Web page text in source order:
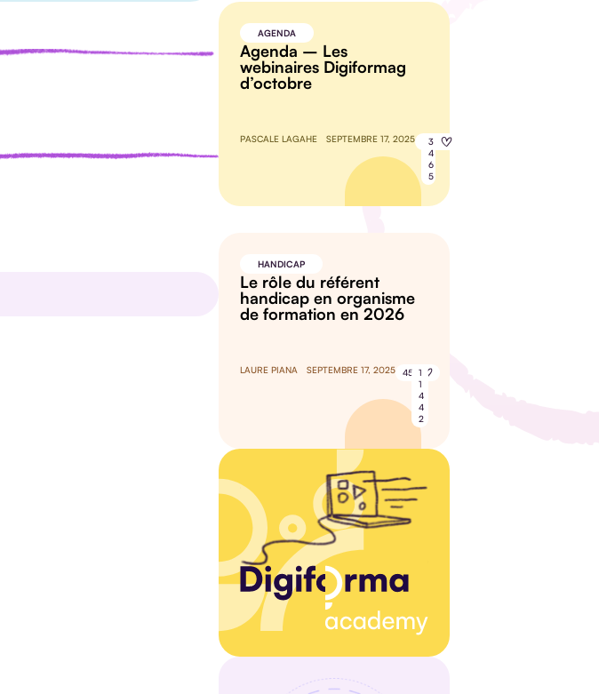
AGENDA
Agenda – Les
webinaires Digiformag
d’octobre
PASCALE LAGAHE SEPTEMBRE 17, 2025
3
4
6
5
HANDICAP
Le rôle du référent
handicap en organisme
de formation en 2026
LAURE PIANA SEPTEMBRE 17, 2025 45 1
1
4
4
2